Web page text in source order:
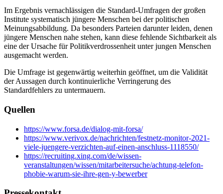
Im Ergebnis vernachlässigen die Standard-Umfragen der großen
Institute systematisch jüngere Menschen bei der politischen
Meinungsabbildung. Da besonders Parteien darunter leiden, denen
jüngere Menschen nahe stehen, kann diese fehlende Sichtbarkeit als
eine der Ursache für Politikverdrossenheit unter jungen Menschen
Die Umfrage ist gegenwärtig weiterhin geöffnet, um die Validität
der Aussagen durch kontinuierliche Verringerung des
https://www.forsa.de/dialog-mit-forsa/
https://www.verivox.de/nachrichten/festnetz-monitor-2021-
viele-juengere-verzichten-auf-einen-anschluss-1118550/
https://recruiting.xing.com/de/wissen-
veranstaltungen/wissen/mitarbeitersuche/achtung-telefon-